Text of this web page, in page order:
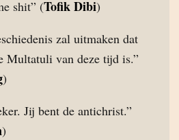
shit” (Tofik Dibi)
zal uitmaken dat
Multatuli van deze tijd is.”
)
Jij bent de antichrist.”
)